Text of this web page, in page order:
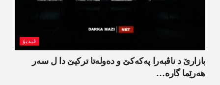
ڤیدیۆ
بازارێ د ناڤبەرا پەکەکێ و دەولەتا ترکیێ دا ل سەر
ھەرێما گارە…